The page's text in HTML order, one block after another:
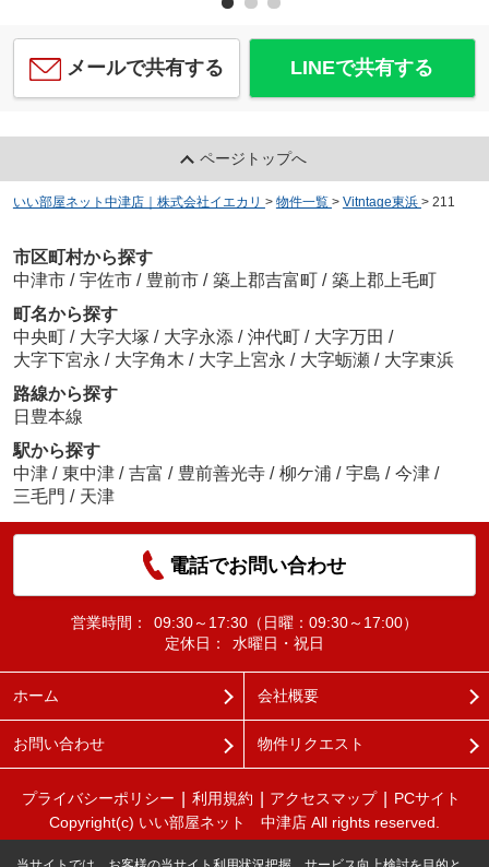
メールで共有する LINEで共有する
ページトップへ
いい部屋ネット中津店｜株式会社イエカリ > 物件一覧 > Vitntage東浜 > 211
市区町村から探す
中津市 / 宇佐市 / 豊前市 / 築上郡吉富町 / 築上郡上毛町
町名から探す
中央町 / 大字大塚 / 大字永添 / 沖代町 / 大字万田 /
大字下宮永 / 大字角木 / 大字上宮永 / 大字蛎瀬 / 大字東浜
路線から探す
日豊本線
駅から探す
中津 / 東中津 / 吉富 / 豊前善光寺 / 柳ケ浦 / 宇島 / 今津 /
三毛門 / 天津
電話でお問い合わせ
営業時間：
09:30～17:30（日曜：09:30～17:00）
定休日：
水曜日・祝日
ホーム 会社概要
お問い合わせ 物件リクエスト
プライバシーポリシー 利用規約 アクセスマップ
PCサイト
Copyright(c) いい部屋ネット 中津店 All rights reserved.